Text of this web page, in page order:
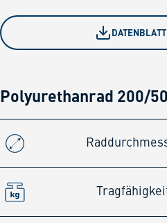
Polyurethanrad 200/